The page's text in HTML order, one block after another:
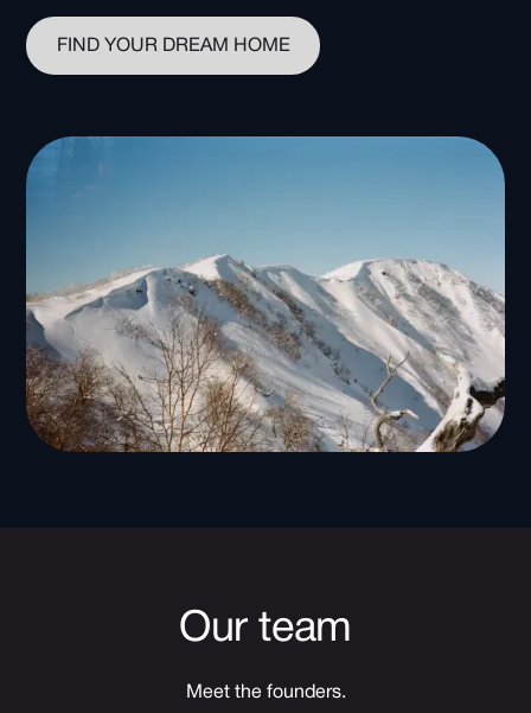
FIND YOUR DREAM HOME
Our team
Meet the founders.